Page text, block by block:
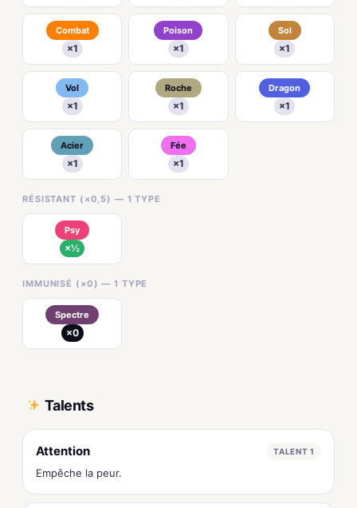
Combat
×1
Poison
×1
Sol
×1
Vol
×1
Roche
×1
Dragon
×1
Acier
×1
Fée
×1
RÉSISTANT (×0,5) — 1 TYPE
Psy
×½
IMMUNISÉ (×0) — 1 TYPE
Spectre
×0
Talents
Attention TALENT 1
Empêche la peur.